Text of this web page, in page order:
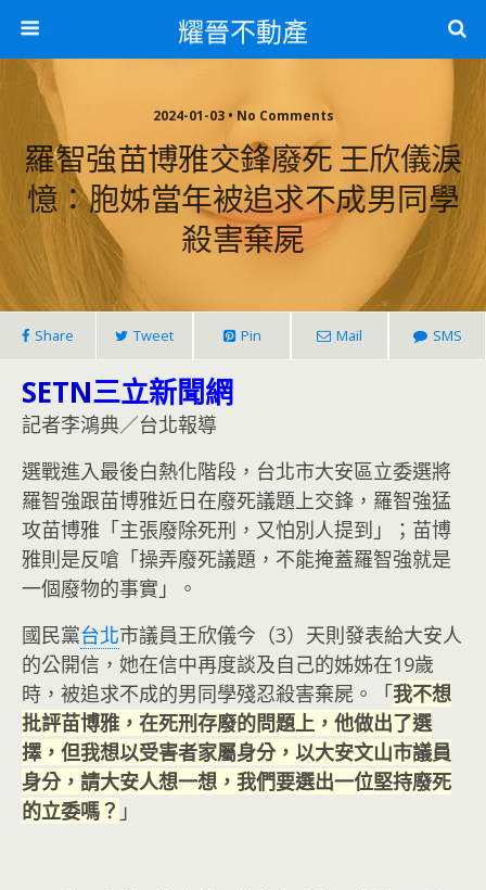
耀晉不動產
2024-01-03 • No Comments
羅智強苗博雅交鋒廢死 王欣儀淚
憶：胞姊當年被追求不成男同學
殺害棄屍
Share Tweet Pin Mail SMS
SETN三立新聞網
記者李鴻典／台北報導
選戰進入最後白熱化階段，台北市大安區立委選將
羅智強跟苗博雅近日在廢死議題上交鋒，羅智強猛
攻苗博雅「主張廢除死刑，又怕別人提到」；苗博
雅則是反嗆「操弄廢死議題，不能掩蓋羅智強就是
一個廢物的事實」。
國民黨台北市議員王欣儀今（3）天則發表給大安人
的公開信，她在信中再度談及自己的姊姊在19歲
時，被追求不成的男同學殘忍殺害棄屍。「我不想
批評苗博雅，在死刑存廢的問題上，他做出了選
擇，但我想以受害者家屬身分，以大安文山市議員
身分，請大安人想一想，我們要選出一位堅持廢死
的立委嗎？ 」